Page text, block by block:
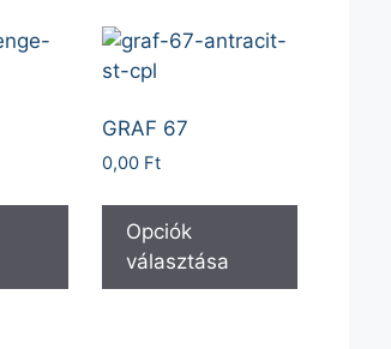
GRAF 67
0,00 Ft
Opciók
választása